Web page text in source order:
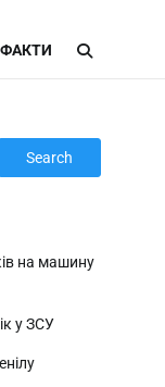
ФАКТИ
Search
на машину
у ЗСУ